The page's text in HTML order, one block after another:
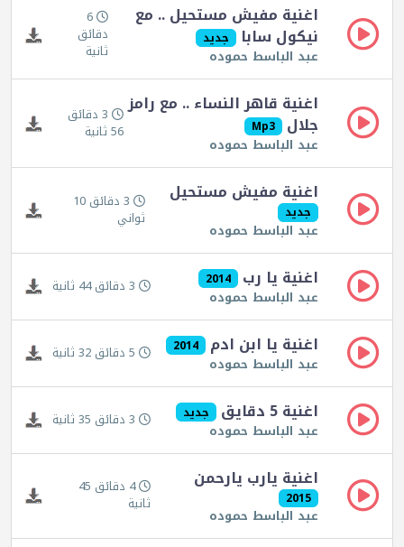
اغنية مفيش مستحيل .. مع
نيكول سابا جديد
عبد الباسط حموده
6
دقائق
ثانية
اغنية قاهر النساء .. مع رامز
جلال Mp3
عبد الباسط حموده
3 دقائق
56 ثانية
اغنية مفيش مستحيل
جديد
عبد الباسط حموده
3 دقائق 10
ثواني
اغنية يا رب 2014
عبد الباسط حموده 3 دقائق 44 ثانية
اغنية يا ابن ادم 2014
عبد الباسط حموده 5 دقائق 32 ثانية
اغنية 5 دقايق جديد
عبد الباسط حموده 3 دقائق 35 ثانية
اغنية يارب يارحمن
2015
عبد الباسط حموده
4 دقائق 45
ثانية